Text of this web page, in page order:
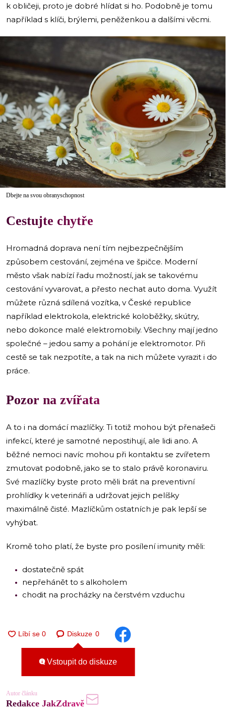
k obličeji, proto je dobré hlídat si ho. Podobně je tomu
například s klíči, brýlemi, peněženkou a dalšími věcmi.
i
Dbejte na svou obranyschopnost
Cestujte chytře
Hromadná doprava není tím nejbezpečnějším
způsobem cestování, zejména ve špičce. Moderní
město však nabízí řadu možností, jak se takovému
cestování vyvarovat, a přesto nechat auto doma. Využít
můžete různá sdílená vozítka, v České republice
například elektrokola, elektrické koloběžky, skútry,
nebo dokonce malé elektromobily. Všechny mají jedno
společné – jedou samy a pohání je elektromotor. Při
cestě se tak nezpotíte, a tak na nich můžete vyrazit i do
práce.
Pozor na zvířata
A to i na domácí mazlíčky. Ti totiž mohou být přenašeči
infekcí, které je samotné nepostihují, ale lidi ano. A
běžné nemoci navíc mohou při kontaktu se zvířetem
zmutovat podobně, jako se to stalo právě koronaviru.
Své mazlíčky byste proto měli brát na preventivní
prohlídky k veterináři a udržovat jejich pelíšky
maximálně čisté. Mazlíčkům ostatních je pak lepší se
vyhýbat.
Kromě toho platí, že byste pro posílení imunity měli:
dostatečně spát
nepřehánět to s alkoholem
chodit na procházky na čerstvém vzduchu
Diskuze 0
Vstoupit do diskuze
Autor článku
Redakce JakZdravě